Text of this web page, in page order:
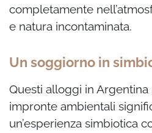
completamente
e natura incontaminata.
Un soggiorno in
Questi alloggi in Argentina
impronte ambientali
un’esperienza simbiotica